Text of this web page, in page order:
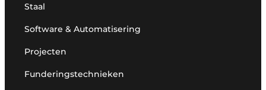
Staal
Software & Automatisering
Projecten
Funderingstechnieken